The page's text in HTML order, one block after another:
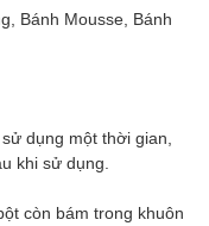
Bánh Mousse, Bánh
dụng một thời gian,
khi sử dụng.
còn bám trong khuôn